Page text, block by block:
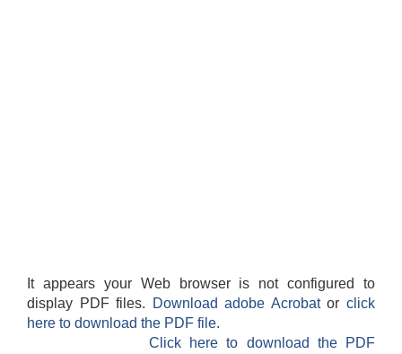
It appears your Web browser is not configured to
display PDF files.
Download adobe Acrobatorclick
here to download the PDF file.
Click here to download the PDF